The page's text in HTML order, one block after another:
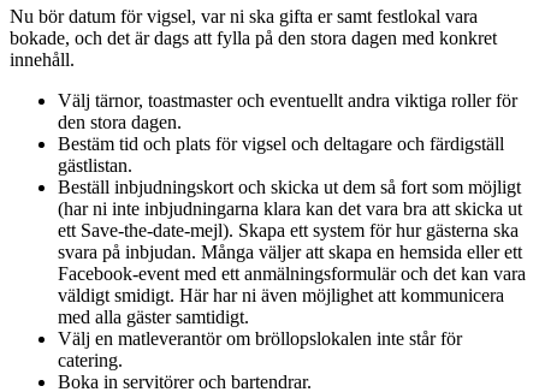
Nu bör datum för vigsel, var ni ska gifta er samt festlokal vara
bokade, och det är dags att fylla på den stora dagen med konkret
innehåll.
Välj tärnor, toastmaster och eventuellt andra viktiga roller för
den stora dagen.
Bestäm tid och plats för vigsel och deltagare och färdigställ
gästlistan.
Beställ inbjudningskort och skicka ut dem så fort som möjligt
(har ni inte inbjudningarna klara kan det vara bra att skicka ut
ett Save-the-date-mejl). Skapa ett system för hur gästerna ska
svara på inbjudan. Många väljer att skapa en hemsida eller ett
Facebook-event med ett anmälningsformulär och det kan vara
väldigt smidigt. Här har ni även möjlighet att kommunicera
med alla gäster samtidigt.
Välj en matleverantör om bröllopslokalen inte står för
catering.
Boka in servitörer och bartendrar.